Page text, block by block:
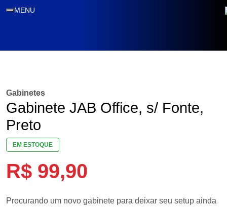
MENU
Gabinetes
Gabinete JAB Office, s/ Fonte,
Preto
EM ESTOQUE
R$ 99,90
Procurando um novo gabinete para deixar seu setup ainda